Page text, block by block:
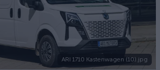
ARI 1710 Kastenwagen (10).jpg